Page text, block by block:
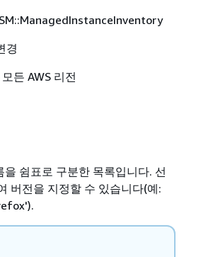
경
든 AWS 리전
을 쉼표로 구분한 목록입니다. 선
버전을 지정할 수 있습니다(예: